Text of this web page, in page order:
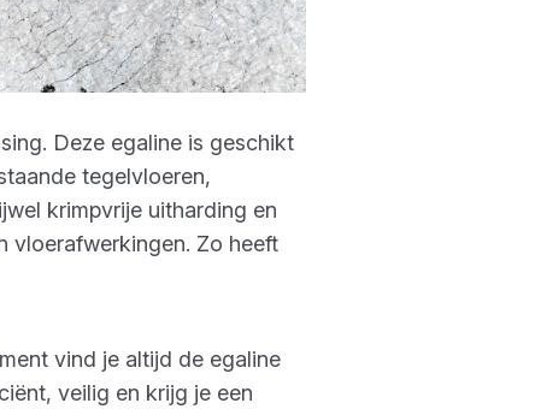
Deze egaline is geschikt
tegelvloeren,
krimpvrije uitharding en
vloerafwerkingen. Zo heeft
vind je altijd de egaline
veilig en krijg je een